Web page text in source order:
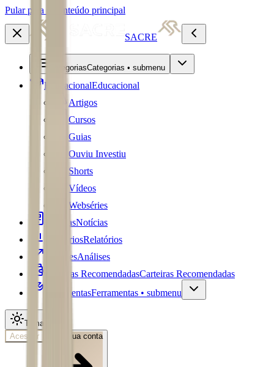
Pular para o conteúdo principal
SACRE
CategoriasCategorias • submenu
EducacionalEducacional
Artigos
Cursos
Guias
Ouviu Investiu
Shorts
Vídeos
Webséries
NotíciasNotícias
RelatóriosRelatórios
AnálisesAnálises
Carteiras RecomendadasCarteiras Recomendadas
FerramentasFerramentas • submenu
Tema
Acessar
Abra sua conta